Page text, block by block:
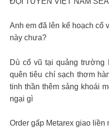
Anh em đã lên kế hoạch cổ
này chưa?
Dù cổ vũ tại quảng trường
quên tiêu chí sạch thơm
tinh thần thêm sảng khoái
ngại gì
Order gấp Metarex giao liền